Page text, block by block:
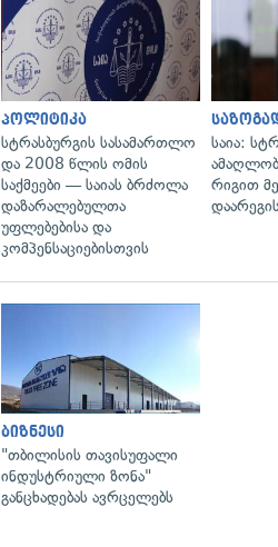
პოლიტიკა
სტრასბურგის სასამართლო
და 2008 წლის ომის
საქმეები — საიას ბრძოლა
დაზარალებულთა
უფლებებისა და
კომპენსაციებისთვის
საია:
რიგით
ბიზნესი
"თბილისის თავისუფალი
ინდუსტრიული ზონა"
განცხადებას ავრცელებს